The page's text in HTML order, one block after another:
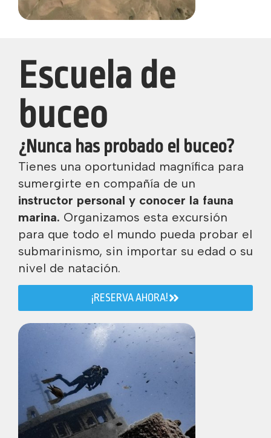
Escuela de
buceo
¿Nunca has probado el buceo?
Tienes una oportunidad magnífica para
sumergirte en compañía de un
instructor personal y conocer la fauna
marina. Organizamos esta excursión
para que todo el mundo pueda probar el
submarinismo, sin importar su edad o su
nivel de natación.
¡RESERVA AHORA!